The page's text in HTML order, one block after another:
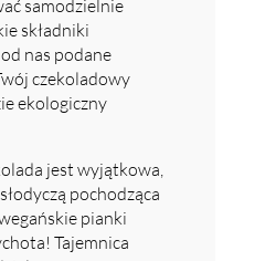
samodzielnie
składniki
nas podane
czekoladowy
ekologiczny
jest wyjątkowa,
pochodząca
pianki
Tajemnica